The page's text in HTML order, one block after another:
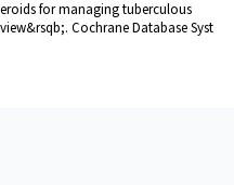
for managing tuberculous
Cochrane Database Syst